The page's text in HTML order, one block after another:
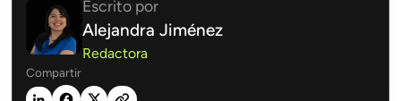
Escrito por
Alejandra Jiménez
Redactora
Compartir